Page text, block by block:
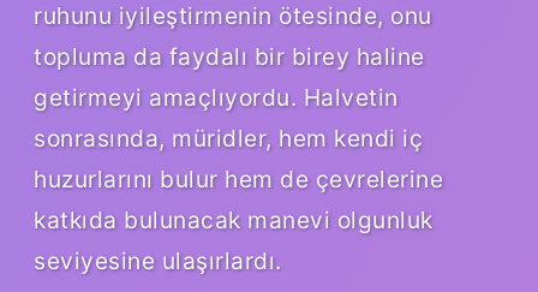
ruhunu iyileştirmenin ötesinde, onu
topluma da faydalı bir birey haline
getirmeyi amaçlıyordu. Halvetin
sonrasında, müridler, hem kendi iç
huzurlarını bulur hem de çevrelerine
katkıda bulunacak manevi olgunluk
seviyesine ulaşırlardı.